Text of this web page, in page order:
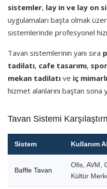
sistemler, lay in ve lay on
uygulamaları başta olmak
sistemlerinde profesyonel
Tavan sistemlerinin yanı sıra
tadilatı, cafe tasarımı,
mekan tadilatı ve iç
hizmet alanlarını baştan sona
Tavan Sistemi
Sistem Kullanım
Baffle Tavan
Ofis, AVM,
Kültür